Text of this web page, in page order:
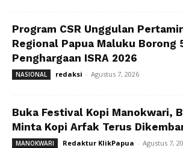
Program CSR Unggulan
Regional Papua Maluku Borong
Penghargaan ISRA 2026
NASIONAL redaksi - Agustus 7, 2026
Buka Festival Kopi Manokwari,
Minta Kopi Arfak Terus
MANOKWARI Redaktur KlikPapua - Agustus 7,